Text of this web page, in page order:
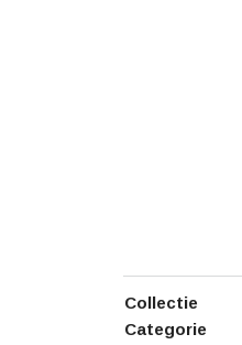
Collectie
Categorie